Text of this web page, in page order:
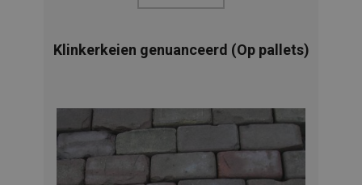
Klinkerkeien genuanceerd (Op pallets)